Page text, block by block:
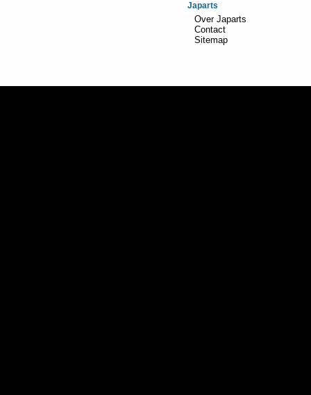
Japarts
Over Japarts
Contact
Sitemap